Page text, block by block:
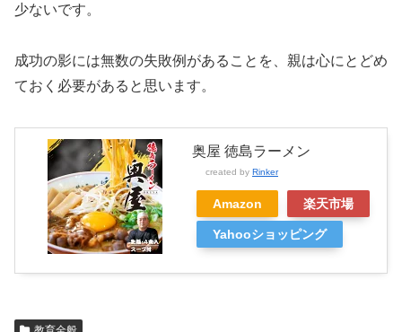
少ないです。
成功の影には無数の失敗例があることを、親は心にとどめ
ておく必要があると思います。
奥屋 徳島ラーメン
created by Rinker
Amazon 楽天市場
Yahooショッピング